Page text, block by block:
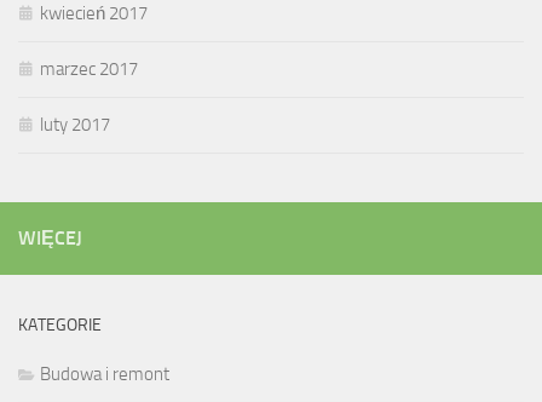
kwiecień 2017
marzec 2017
luty 2017
WIĘCEJ
KATEGORIE
Budowa i remont